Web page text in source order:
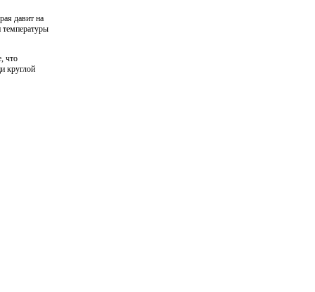
давит на
температуры
что
круглой